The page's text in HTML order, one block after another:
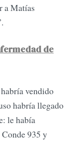
a Matías
de
vendido
habría llegado
le había
935 y